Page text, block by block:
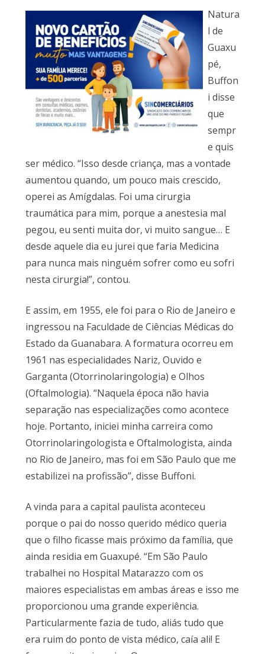
Natura
l de
Guaxu
pé,
Buffon
i disse
que
sempr
e quis
ser médico. “Isso desde criança, mas a vontade
aumentou quando, um pouco mais crescido,
operei as Amígdalas. Foi uma cirurgia
traumática para mim, porque a anestesia mal
pegou, eu senti muita dor, vi muito sangue… E
desde aquele dia eu jurei que faria Medicina
para nunca mais ninguém sofrer como eu sofri
nesta cirurgia!”, contou.
E assim, em 1955, ele foi para o Rio de Janeiro e
ingressou na Faculdade de Ciências Médicas do
Estado da Guanabara. A formatura ocorreu em
1961 nas especialidades Nariz, Ouvido e
Garganta (Otorrinolaringologia) e Olhos
(Oftalmologia). “Naquela época não havia
separação nas especializações como acontece
hoje. Portanto, iniciei minha carreira como
Otorrinolaringologista e Oftalmologista, ainda
no Rio de Janeiro, mas foi em São Paulo que me
estabilizei na profissão”, disse Buffoni.
A vinda para a capital paulista aconteceu
porque o pai do nosso querido médico queria
que o filho ficasse mais próximo da família, que
ainda residia em Guaxupé. “Em São Paulo
trabalhei no Hospital Matarazzo com os
maiores especialistas em ambas áreas e isso me
proporcionou uma grande experiência.
Particularmente fazia de tudo, aliás tudo que
era ruim do ponto de vista médico, caía ali! E